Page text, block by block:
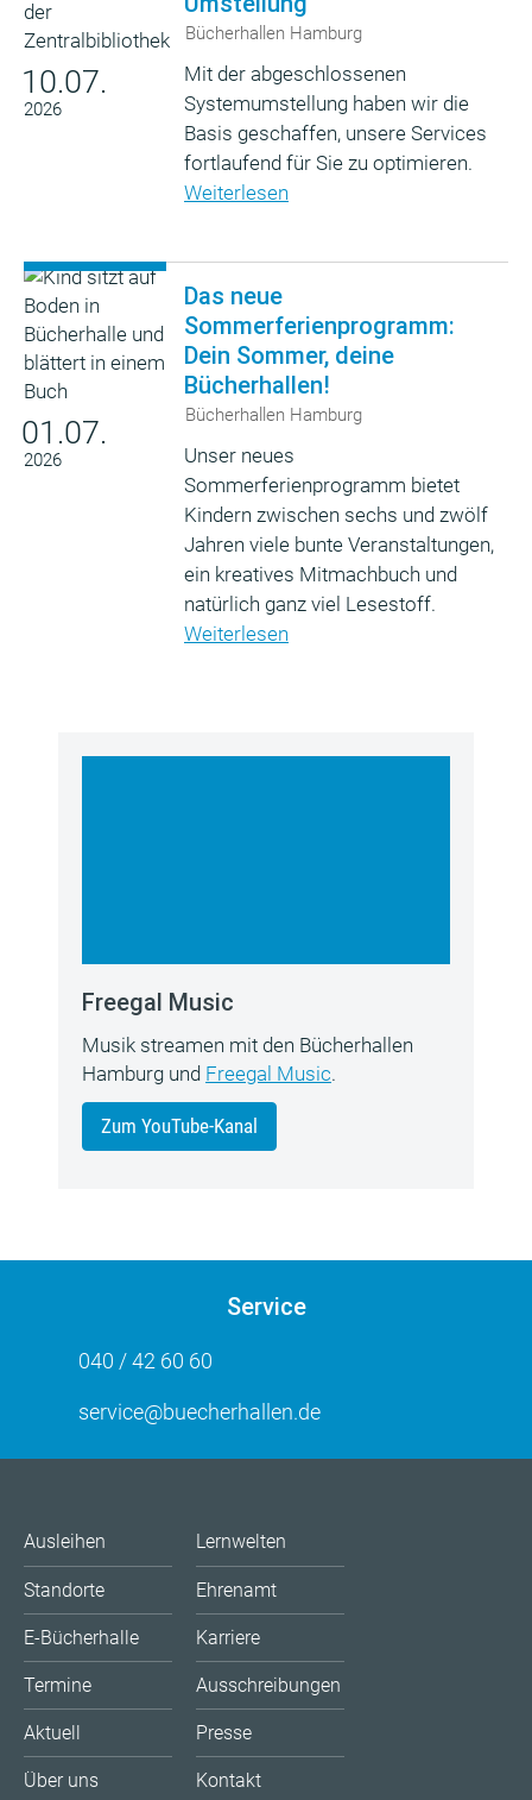
10.07.
2026
Bücherhallen Hamburg
Mit der abgeschlossenen
Systemumstellung haben wir die
Basis geschaffen, unsere Services
fortlaufend für Sie zu optimieren.
Weiterlesen
01.07.
2026
Das neue
Sommerferienprogramm:
Dein Sommer, deine
Bücherhallen!
Bücherhallen Hamburg
Unser neues
Sommerferienprogramm bietet
Kindern zwischen sechs und zwölf
Jahren viele bunte Veranstaltungen,
ein kreatives Mitmachbuch und
natürlich ganz viel Lesestoff.
Weiterlesen
Freegal Music
Musik streamen mit den Bücherhallen
Hamburg und Freegal Music.
Zum YouTube-Kanal
Service
040 / 42 60 60
service@buecherhallen.de
Ausleihen
Standorte
E-Bücherhalle
Termine
Aktuell
Über uns
Lernwelten
Ehrenamt
Karriere
Ausschreibungen
Presse
Kontakt